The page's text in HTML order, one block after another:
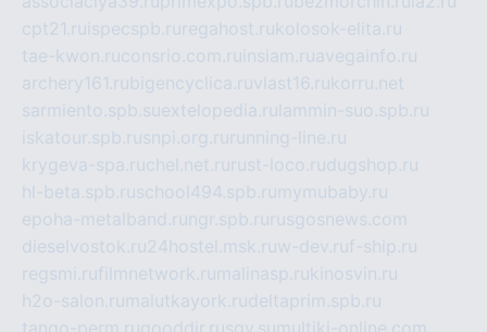
cpt21.ru ispecspb.ru regahost.rukolosok-elita.ru
tae-kwon.ruconsrio.com.ru insiam.ruavegainfo.ru
archery161.rubigencyclica.ruvlast16.rukorru.net
sarmiento.spb.suextelopedia.ru lammin-suo.spb.ru
iskatour.spb.rusnpi.org.ru running-line.ru
krygeva-spa.ruchel.net.ru rust-loco.rudugshop.ru
hl-beta.spb.ruschool494.spb.ru mymubaby.ru
epoha-metalband.ru ngr.spb.ru rusgosnews.com
dieselvostok.ru24hostel.msk.ruw-dev.ruf-ship.ru
regsmi.rufilmnetwork.ru malinasp.rukinosvin.ru
h2o-salon.ru malutkayork.rudeltaprim.spb.ru